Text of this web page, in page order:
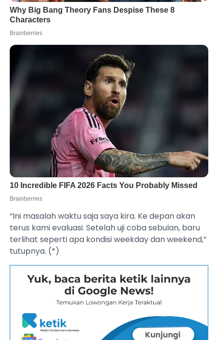
“Ini masalah waktu saja saya kira. Ke depan akan
terus kami evaluasi. Setelah uji coba sebulan, baru
terlihat seperti apa kondisi weekday dan weekend,”
tutupnya. (*)